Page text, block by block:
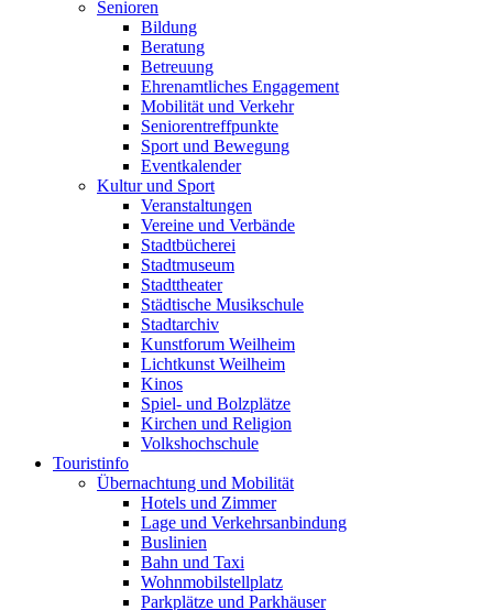
Senioren
Bildung
Beratung
Betreuung
Ehrenamtliches Engagement
Mobilität und Verkehr
Seniorentreffpunkte
Sport und Bewegung
Eventkalender
Kultur und Sport
Veranstaltungen
Vereine und Verbände
Stadtbücherei
Stadtmuseum
Stadttheater
Städtische Musikschule
Stadtarchiv
Kunstforum Weilheim
Lichtkunst Weilheim
Kinos
Spiel- und Bolzplätze
Kirchen und Religion
Volkshochschule
Touristinfo
Übernachtung und Mobilität
Hotels und Zimmer
Lage und Verkehrsanbindung
Buslinien
Bahn und Taxi
Wohnmobilstellplatz
Parkplätze und Parkhäuser